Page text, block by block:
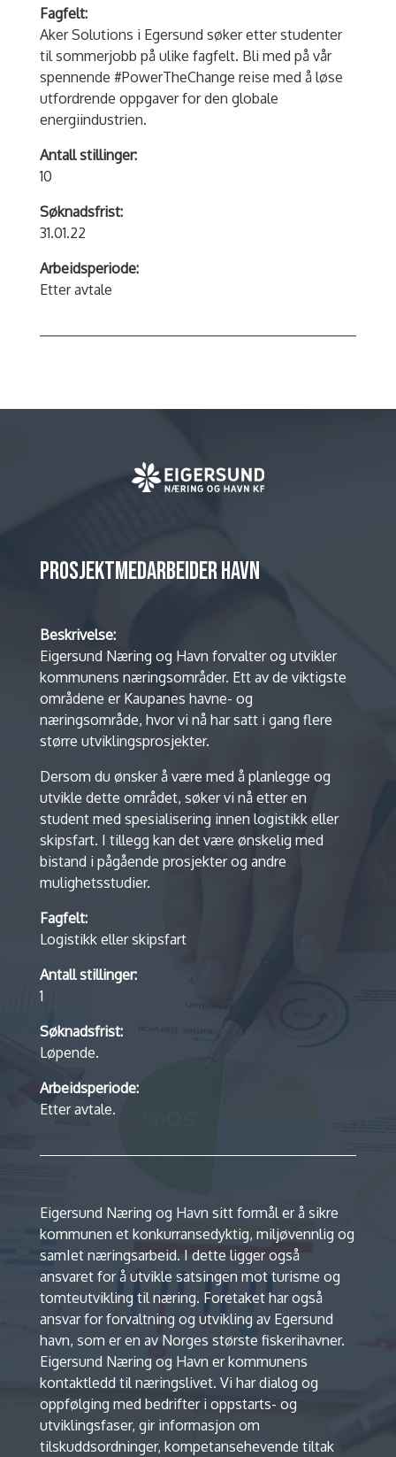
Fagfelt:
Aker Solutions i Egersund søker etter studenter
til sommerjobb på ulike fagfelt. Bli med på vår
spennende #PowerTheChange reise med å løse
utfordrende oppgaver for den globale
energiindustrien.
Antall stillinger:
10
Søknadsfrist:
31.01.22
Arbeidsperiode:
Etter avtale
PROSJEKTMEDARBEIDER HAVN
Beskrivelse:
Eigersund Næring og Havn forvalter og utvikler
kommunens næringsområder. Ett av de viktigste
områdene er Kaupanes havne- og
næringsområde, hvor vi nå har satt i gang flere
større utviklingsprosjekter.
Dersom du ønsker å være med å planlegge og
utvikle dette området, søker vi nå etter en
student med spesialisering innen logistikk eller
skipsfart. I tillegg kan det være ønskelig med
bistand i pågående prosjekter og andre
mulighetsstudier.
Fagfelt:
Logistikk eller skipsfart
Antall stillinger:
1
Søknadsfrist:
Løpende.
Arbeidsperiode:
Etter avtale.
Eigersund Næring og Havn sitt formål er å sikre
kommunen et konkurransedyktig, miljøvennlig og
samIet næringsarbeid. I dette ligger også
ansvaret for å utvikle satsingen mot turisme og
tomteutvikling til næring. Foretaket har også
ansvar for forvaltning og utvikling av Egersund
havn, som er en av Norges største fiskerihavner.
Eigersund Næring og Havn er kommunens
kontaktledd til næringslivet. Vi har dialog og
oppfølging med bedrifter i oppstarts- og
utviklingsfaser, gir informasjon om
tilskuddsordninger, kompetansehevende tiltak